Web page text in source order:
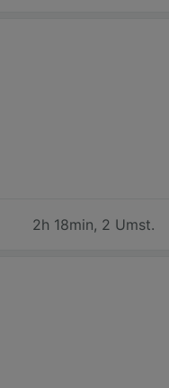
2h 18min, 2 Umst.